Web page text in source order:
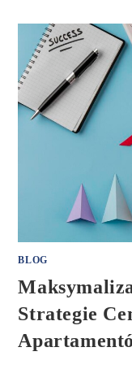
BLOG
Strategie